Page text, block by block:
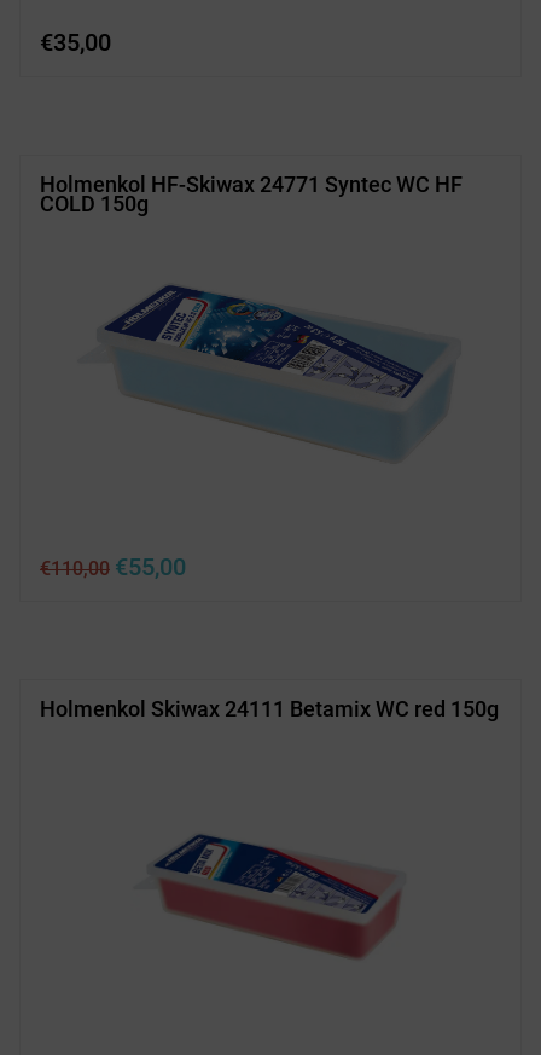
€35,00
Holmenkol HF-Skiwax 24771 Syntec WC HF
COLD 150g
€110,00 Ursprünglicher
Preis
€55,00
Holmenkol Skiwax 24111 Betamix WC red 150g